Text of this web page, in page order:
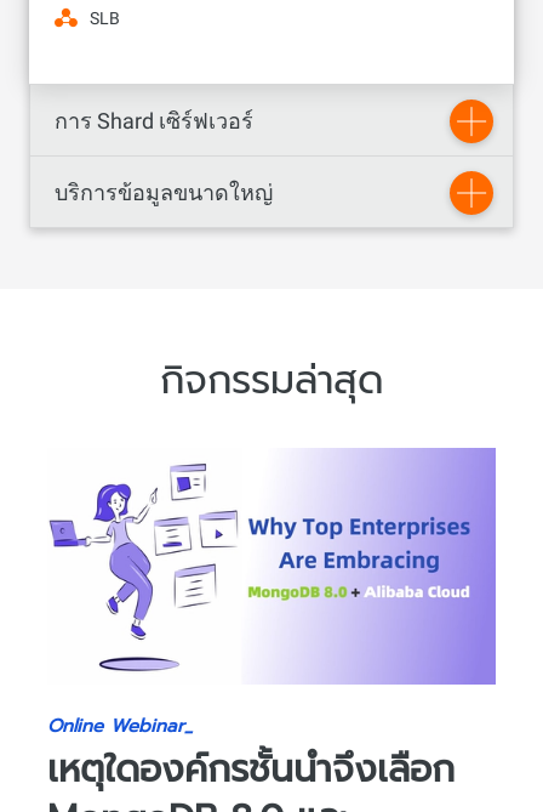
SLB
การ Shard เซิร์ฟเวอร์
บริการข้อมูลขนาดใหญ่
กิจกรรมล่าสุด
Online Webinar_
เหตุใดองค์กรชั้นนำจึงเลือก